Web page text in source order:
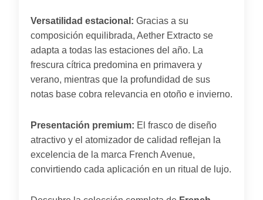
Versatilidad estacional: Gracias a su
composición equilibrada, Aether Extracto se
adapta a todas las estaciones del año. La
frescura cítrica predomina en primavera y
verano, mientras que la profundidad de sus
notas base cobra relevancia en otoño e invierno.
Presentación premium: El frasco de diseño
atractivo y el atomizador de calidad reflejan la
excelencia de la marca French Avenue,
convirtiendo cada aplicación en un ritual de lujo.